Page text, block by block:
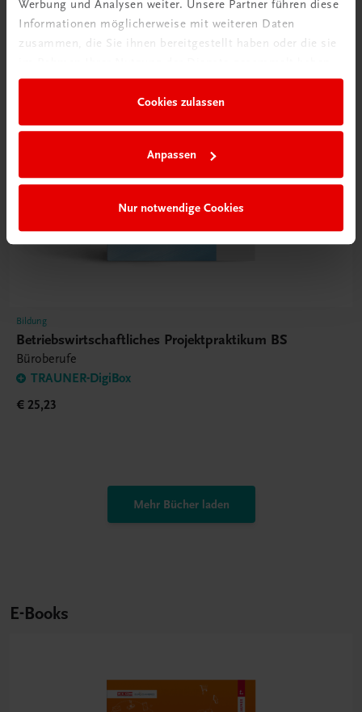
Werbung und Analysen weiter. Unsere Partner führen diese
Informationen möglicherweise mit weiteren Daten
zusammen, die Sie ihnen bereitgestellt haben oder die sie
Cookies zulassen
Anpassen
Nur notwendige Cookies
Bildung
Betriebswirtschaftliches Projektpraktikum BS
Büroberufe
TRAUNER-DigiBox
€ 25,23
Mehr Bücher laden
E-Books